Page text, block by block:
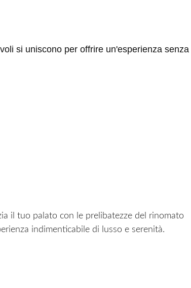
si uniscono per offrire un'esperienza senza
il tuo palato con le prelibatezze del rinomato
indimenticabile di lusso e serenità.